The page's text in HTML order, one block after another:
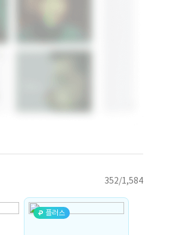
352/1,584
플러스